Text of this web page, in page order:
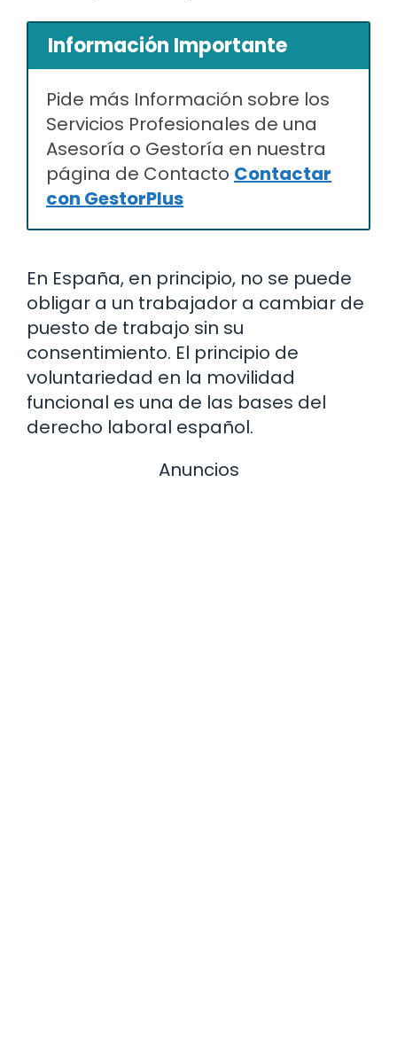
Información Importante
Pide más Información sobre los
Servicios Profesionales de una
Asesoría o Gestoría en nuestra
página de Contacto Contactar
con GestorPlus
En España, en principio, no se puede
obligar a un trabajador a cambiar de
puesto de trabajo sin su
consentimiento. El principio de
voluntariedad en la movilidad
funcional es una de las bases del
derecho laboral español.
Anuncios